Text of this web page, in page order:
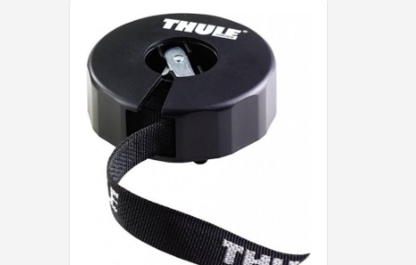
Alle merken →